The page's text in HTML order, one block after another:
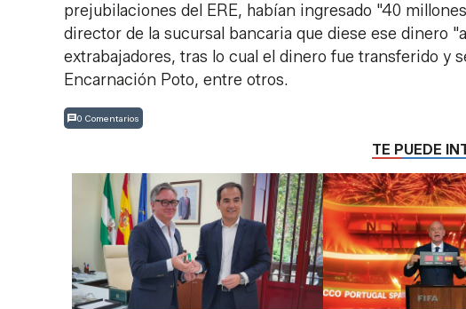
prejubilaciones del ERE, habían ingresado "40
director de la sucursal bancaria que diese ese dinero
extrabajadores, tras lo cual el dinero fue transferido y
Encarnación Poto, entre otros.
0 Comentarios
TE PUEDE